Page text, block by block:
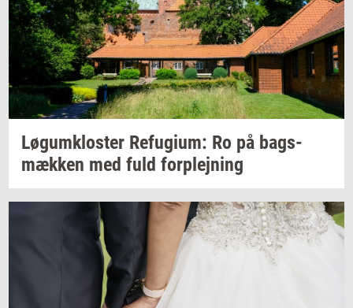
Løgum­klo­ster Re­fu­gi­um: Ro på bags­
mæk­ken med fuld for­plej­ning